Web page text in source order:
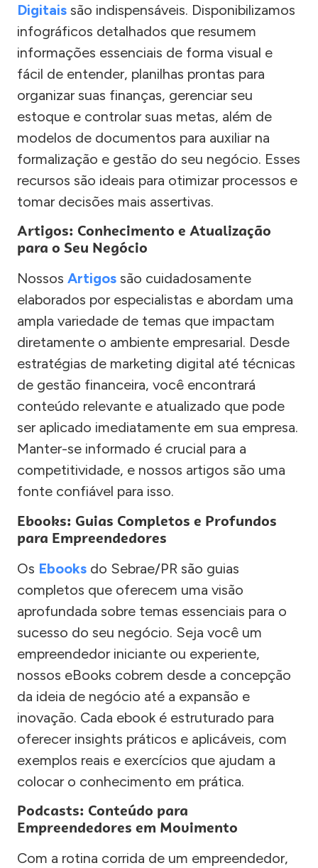
Digitais são indispensáveis. Disponibilizamos
infográficos detalhados que resumem
informações essenciais de forma visual e
fácil de entender, planilhas prontas para
organizar suas finanças, gerenciar seu
estoque e controlar suas metas, além de
modelos de documentos para auxiliar na
formalização e gestão do seu negócio. Esses
recursos são ideais para otimizar processos e
tomar decisões mais assertivas.
Artigos: Conhecimento e Atualização
para o Seu Negócio
Nossos Artigos são cuidadosamente
elaborados por especialistas e abordam uma
ampla variedade de temas que impactam
diretamente o ambiente empresarial. Desde
estratégias de marketing digital até técnicas
de gestão financeira, você encontrará
conteúdo relevante e atualizado que pode
ser aplicado imediatamente em sua empresa.
Manter-se informado é crucial para a
competitividade, e nossos artigos são uma
fonte confiável para isso.
Ebooks: Guias Completos e Profundos
para Empreendedores
Os Ebooks do Sebrae/PR são guias
completos que oferecem uma visão
aprofundada sobre temas essenciais para o
sucesso do seu negócio. Seja você um
empreendedor iniciante ou experiente,
nossos eBooks cobrem desde a concepção
da ideia de negócio até a expansão e
inovação. Cada ebook é estruturado para
oferecer insights práticos e aplicáveis, com
exemplos reais e exercícios que ajudam a
colocar o conhecimento em prática.
Podcasts: Conteúdo para
Empreendedores em Movimento
Com a rotina corrida de um empreendedor,